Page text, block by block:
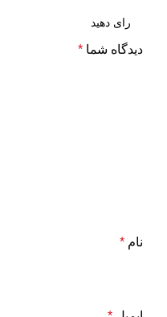
دیدگاه شما *
نام *